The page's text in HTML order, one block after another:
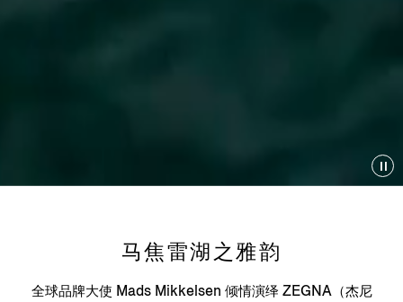
马焦雷湖之雅韵
全球品牌大使 Mads Mikkelsen 倾情演绎 ZEGNA（杰尼